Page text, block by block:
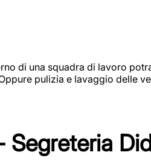
di una squadra di lavoro
pulizia e lavaggio delle